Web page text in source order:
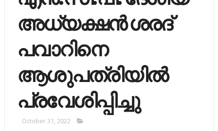
അധ്യക്ഷന്‍ ശരദ്
പവാറിനെ
ആശുപത്രിയില്‍
പ്രവേശിപ്പിച്ചു
October 31, 2022